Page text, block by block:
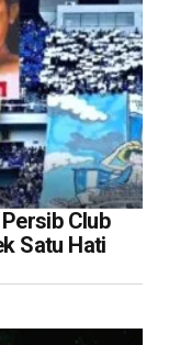
Club
Satu Hati